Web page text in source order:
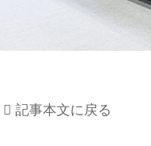
記事本文に戻る